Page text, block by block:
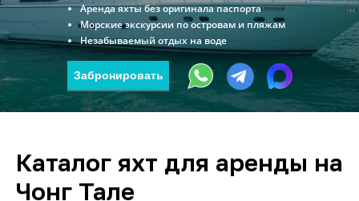
Аренда яхты без оригинала паспорта
Морские экскурсии по островам и пляжам
Незабываемый отдых на воде
Забронировать
Каталог яхт для аренды на
Чонг Тале